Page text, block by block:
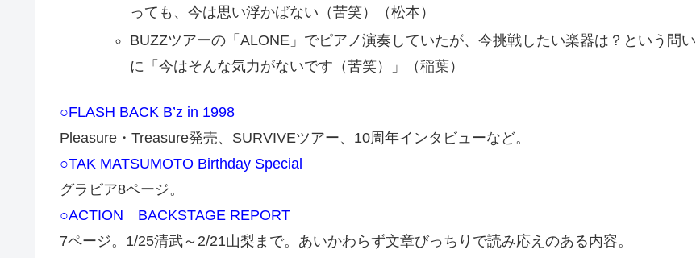
っても、今は思い浮かばない（苦笑）（松本）
BUZZツアーの「ALONE」でピアノ演奏していたが、今挑戦したい楽器は？という問い
に「今はそんな気力がないです（苦笑）」（稲葉）
○FLASH BACK B’z in 1998
Pleasure・Treasure発売、SURVIVEツアー、10周年インタビューなど。
○TAK MATSUMOTO Birthday Special
グラビア8ページ。
○ACTION BACKSTAGE REPORT
7ページ。1/25清武～2/21山梨まで。あいかわらず文章びっちりで読み応えのある内容。